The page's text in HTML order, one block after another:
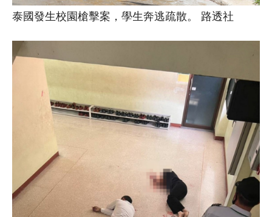
泰國發生校園槍擊案，學生奔逃疏散。 路透社